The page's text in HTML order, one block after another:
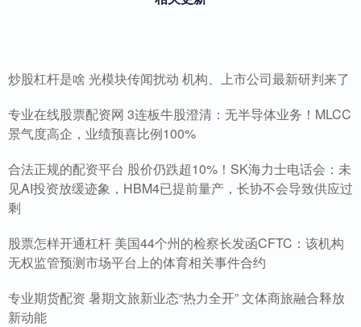
炒股杠杆是啥 光模块传闻扰动 机构、上市公司最新研判来了
专业在线股票配资网 3连板牛股澄清：无半导体业务！MLCC
景气度高企，业绩预喜比例100%
合法正规的配资平台 股价仍跌超10%！SK海力士电话会：未
见AI投资放缓迹象，HBM4已提前量产，长协不会导致供应过
剩
股票怎样开通杠杆 美国44个州的检察长发函CFTC：该机构
无权监管预测市场平台上的体育相关事件合约
专业期货配资 暑期文旅新业态“热力全开” 文体商旅融合释放
新动能